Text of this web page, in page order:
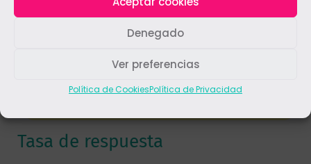
Denegado
Ver preferencias
Política de CookiesPolítica de Privacidad
Legitimación:Consentimiento del interesado.
gestionados por entidades cuya sede y servidores se encuentran
de Protección de Datos en materia de privacidad y seguridad.
Acceder, rectificar y suprimir los datos, así como otros
Tasa de respuesta